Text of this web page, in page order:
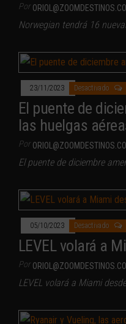
Por
Norwegian tendrá 16
23/11/2023 Desactivado
El puente de
las huelgas
Por
El puente de diciembre
05/10/2023 Desactivado
LEVEL volará a
Por
LEVEL volará a Miami